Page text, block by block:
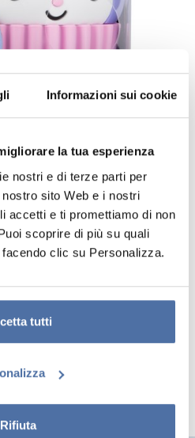
Informazioni sui cookie
la tua esperienza
nostri e di terze parti per
sito Web e i nostri
accetti e ti promettiamo di non
scoprire di più su quali
clic su Personalizza.
tutti
Rifiuta
SILICONE